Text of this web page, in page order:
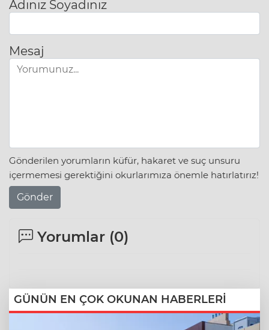
Adınız Soyadınız
Mesaj
Gönderilen yorumların küfür, hakaret ve suç unsuru
içermemesi gerektiğini okurlarımıza önemle hatırlatırız!
Gönder
Yorumlar (0)
GÜNÜN EN ÇOK OKUNAN HABERLERİ